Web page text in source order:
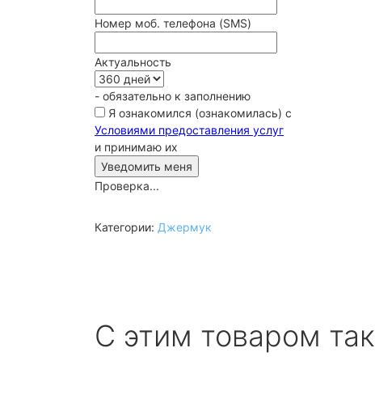
Номер моб. телефона (SMS)
Актуальность
- обязательно к заполнению
Я ознакомился (ознакомилась) с
Условиями предоставления услуг
и принимаю их
Проверка...
Категории: Джермук
С этим товаром